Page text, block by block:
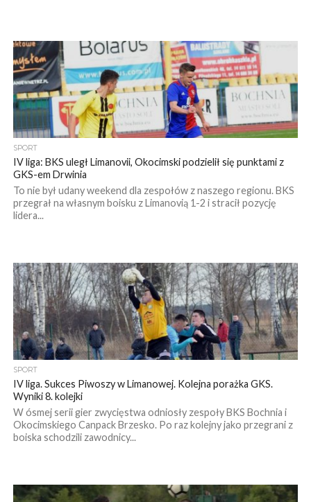
SPORT
IV liga: BKS uległ Limanovii, Okocimski podzielił się punktami z
GKS-em Drwinia
To nie był udany weekend dla zespołów z naszego regionu. BKS
przegrał na własnym boisku z Limanovią 1-2 i stracił pozycję
lidera...
SPORT
IV liga. Sukces Piwoszy w Limanowej. Kolejna porażka GKS.
Wyniki 8. kolejki
W ósmej serii gier zwycięstwa odniosły zespoły BKS Bochnia i
Okocimskiego Canpack Brzesko. Po raz kolejny jako przegrani z
boiska schodzili zawodnicy...